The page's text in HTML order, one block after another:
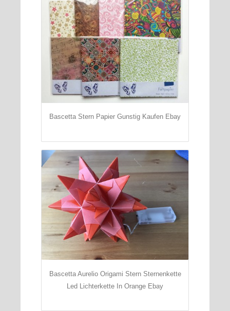
Bascetta Stern Papier Gunstig Kaufen Ebay
Bascetta Aurelio Origami Stern Sternenkette
Led Lichterkette In Orange Ebay